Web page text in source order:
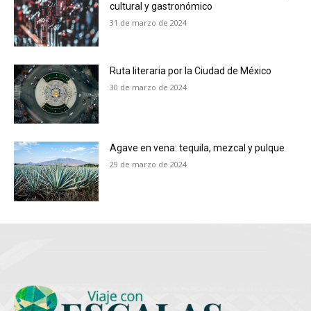
cultural y gastronómico
31 de marzo de 2024
Ruta literaria por la Ciudad de México
30 de marzo de 2024
Agave en vena: tequila, mezcal y pulque
29 de marzo de 2024